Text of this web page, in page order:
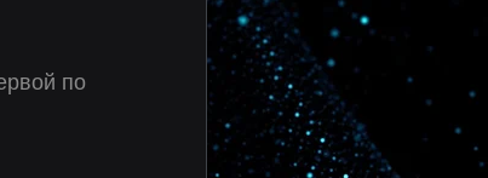
по